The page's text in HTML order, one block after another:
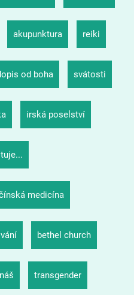
akupunktura reiki
od boha svátosti
irská poselství
medicína
bethel church
transgender